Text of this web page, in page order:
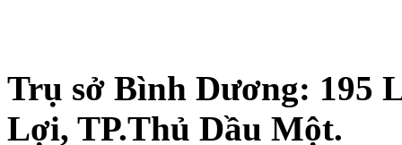
Trụ sở Bình Dương: 195
Lợi, TP.Thủ Dầu Một.